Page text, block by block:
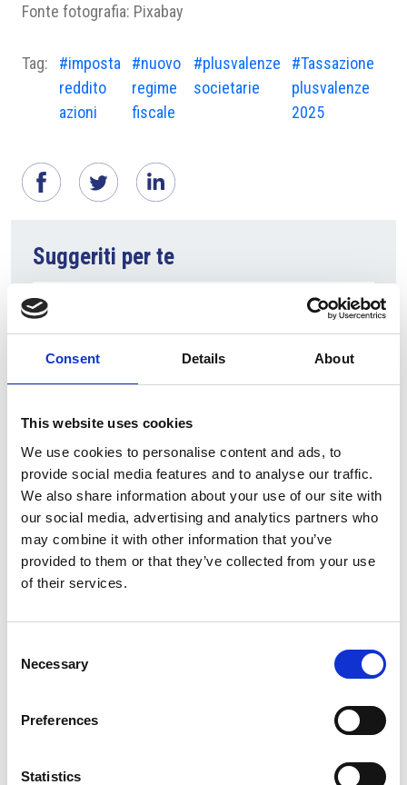
Consent Details About
This website uses cookies
We use cookies to personalise content and ads, to
provide social media features and to analyse our traffic.
We also share information about your use of our site with
our social media, advertising and analytics partners who
may combine it with other information that you’ve
provided to them or that they’ve collected from your use
of their services.
Selection
Necessary
Preferences
Statistics
Fonte fotografia: Pixabay
Tag:
#imposta
reddito
azioni
#nuovo
regime
fiscale
#plusvalenze
societarie
#Tassazione
plusvalenze
2025
Suggeriti per te
7 Agosto 2026
Nel primo semestre è aumentata fortemente la
costruzione di nuove abitazioni
Repubblica Ceca